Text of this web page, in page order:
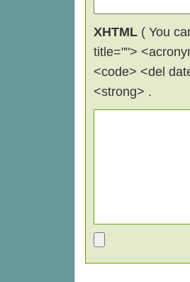
XHTML ( You
title="">
<code> <del
<strong> .